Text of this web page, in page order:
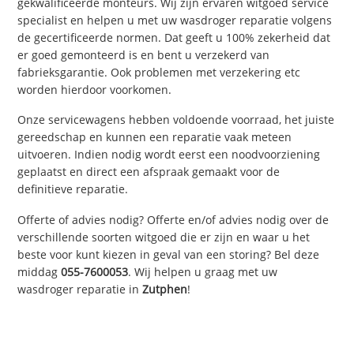
specialist en helpen u met uw wasdroger reparatie volgens
de gecertificeerde normen. Dat geeft u 100% zekerheid dat
er goed gemonteerd is en bent u verzekerd van
fabrieksgarantie. Ook problemen met verzekering etc
worden hierdoor voorkomen.
Onze servicewagens hebben voldoende voorraad, het juiste
gereedschap en kunnen een reparatie vaak meteen
uitvoeren. Indien nodig wordt eerst een noodvoorziening
geplaatst en direct een afspraak gemaakt voor de
definitieve reparatie.
Offerte of advies nodig? Offerte en/of advies nodig over de
verschillende soorten witgoed die er zijn en waar u het
beste voor kunt kiezen in geval van een storing? Bel deze
middag055-7600053. Wij helpen u graag met uw
wasdroger reparatie inZutphen!